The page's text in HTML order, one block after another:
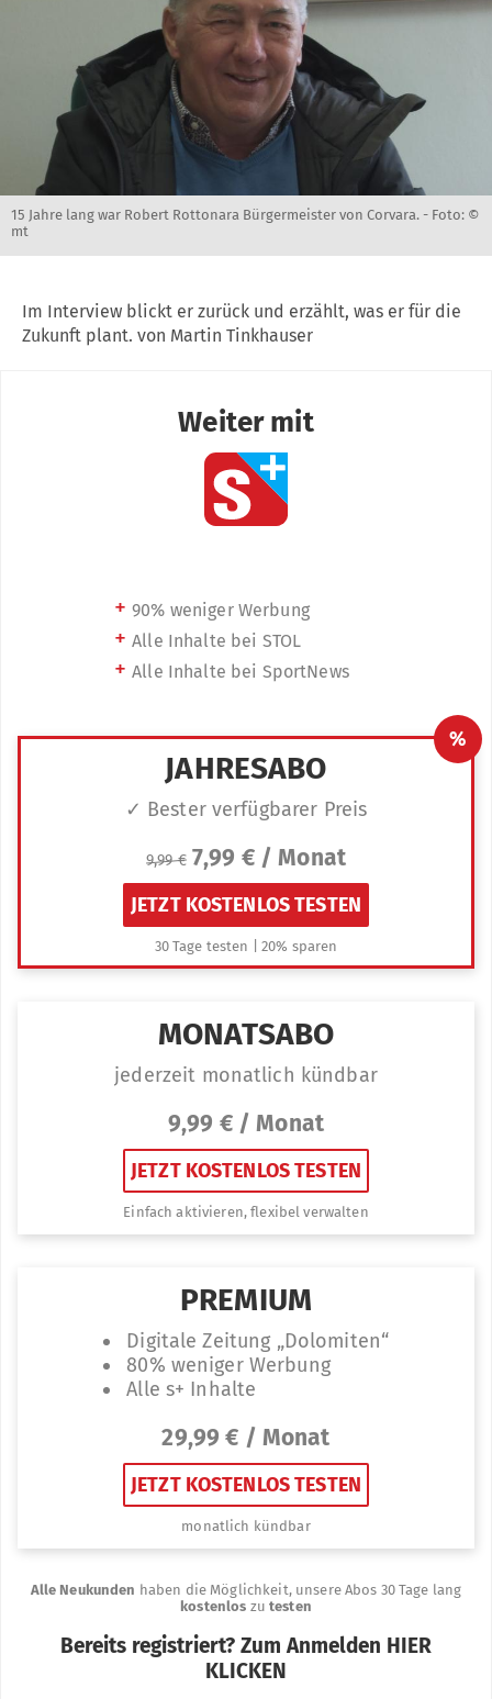
15 Jahre lang war Robert Rottonara Bürgermeister von Corvara. - Foto: ©
mt
Im Interview blickt er zurück und erzählt, was er für die
Zukunft plant. von Martin Tinkhauser